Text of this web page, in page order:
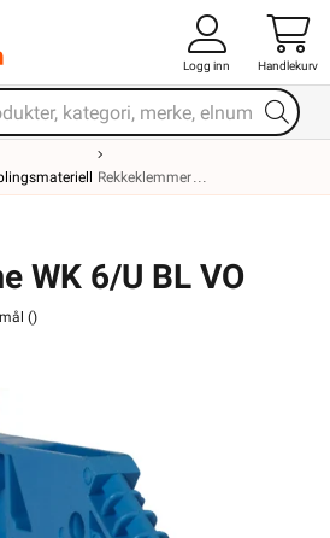
Logg inn Handlekurv
Rekkeklemmer
WK 6/U BL VO
()